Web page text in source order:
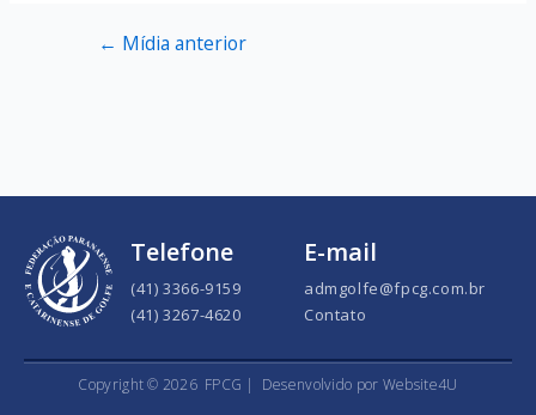
← Mídia anterior
Telefone
(41) 3366-9159
(41) 3267-4620
E-mail
admgolfe@fpcg.com.br
Contato
Copyright © 2026 FPCG | Desenvolvido por Website4U